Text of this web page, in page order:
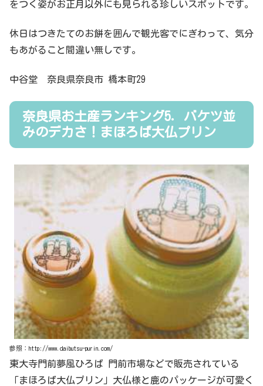
をつく姿がお正月以外にも見られる珍しいスポットです。
休日はつきたてのお餅を囲んで観光客でにぎわって、気分
もあがること間違い無しです。
中谷堂 奈良県奈良市 橋本町29
奈良県お土産ランキング5．バケツ並
みのデカさ！まほろば大仏プリン
参照：http://www.daibutsu-purin.com/
東大寺門前夢風ひろば 門前市場などで販売されている
「まほろば大仏プリン」大仏様と鹿のパッケージが可愛く